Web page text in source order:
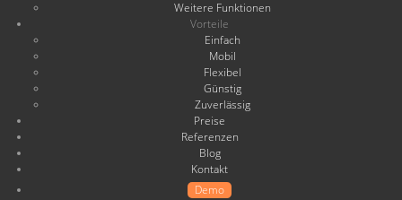
Weitere Funktionen
Vorteile
Einfach
Mobil
Flexibel
Günstig
Zuverlässig
Preise
Referenzen
Blog
Kontakt
Demo